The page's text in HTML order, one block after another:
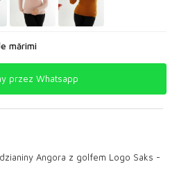
mărimi
przez Whatsapp
Angora z golfem Logo Saks -